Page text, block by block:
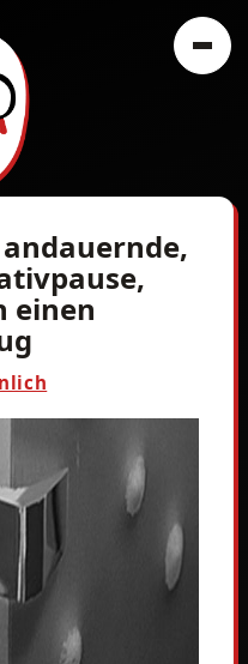
einen